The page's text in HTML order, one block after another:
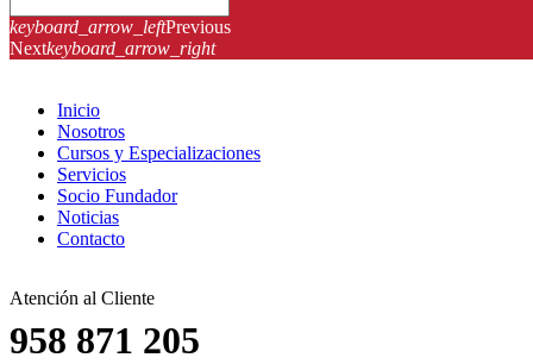
keyboard_arrow_leftPrevious
Nextkeyboard_arrow_right
Inicio
Nosotros
Cursos y Especializaciones
Servicios
Socio Fundador
Noticias
Contacto
Atención al Cliente
958 871 205